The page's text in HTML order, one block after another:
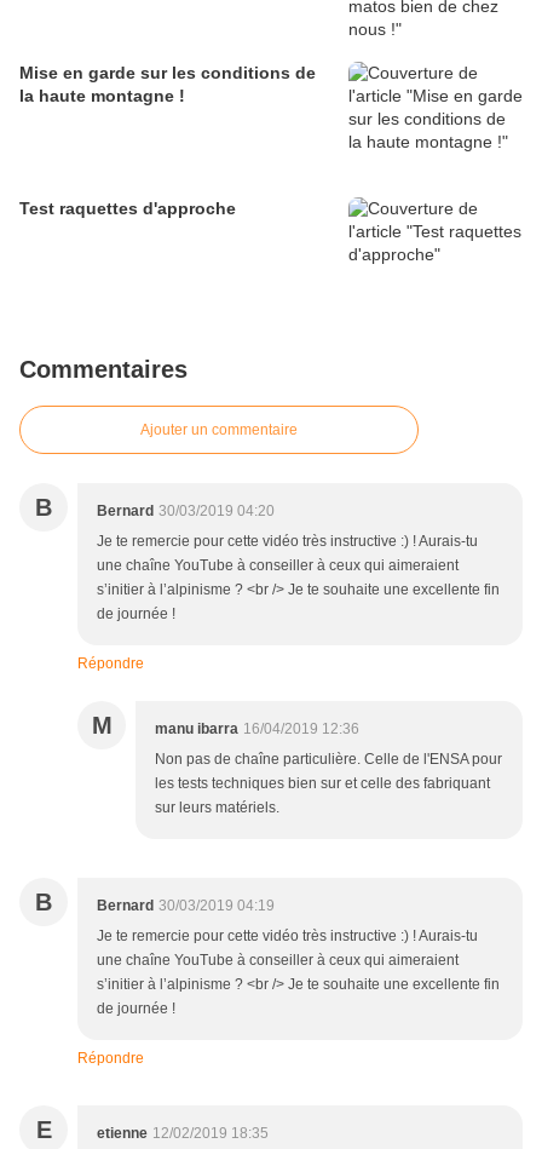
Mise en garde sur les conditions de
la haute montagne !
Test raquettes d'approche
Commentaires
Ajouter un commentaire
B Bernard 30/03/2019 04:20
Je te remercie pour cette vidéo très instructive :) ! Aurais-tu
une chaîne YouTube à conseiller à ceux qui aimeraient
s’initier à l’alpinisme ? <br /> Je te souhaite une excellente fin
de journée !
Répondre
M manu ibarra 16/04/2019 12:36
Non pas de chaîne particulière. Celle de l'ENSA pour
les tests techniques bien sur et celle des fabriquant
sur leurs matériels.
B Bernard 30/03/2019 04:19
Je te remercie pour cette vidéo très instructive :) ! Aurais-tu
une chaîne YouTube à conseiller à ceux qui aimeraient
s’initier à l’alpinisme ? <br /> Je te souhaite une excellente fin
de journée !
Répondre
E etienne 12/02/2019 18:35